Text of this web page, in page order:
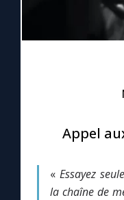
La chaîne Youtube
Le magazine
Appel
« Essayez
la chaîne de